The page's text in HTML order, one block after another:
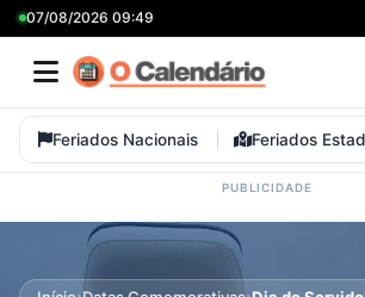
07/08/2026 09:49
Feriados Nacionais Feriados